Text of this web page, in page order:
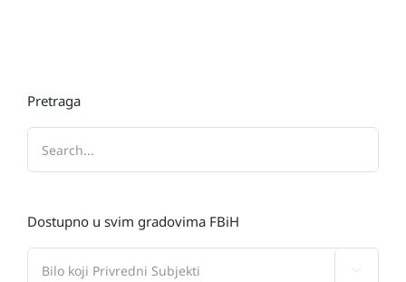
Pretraga
Dostupno u svim gradovima FBiH